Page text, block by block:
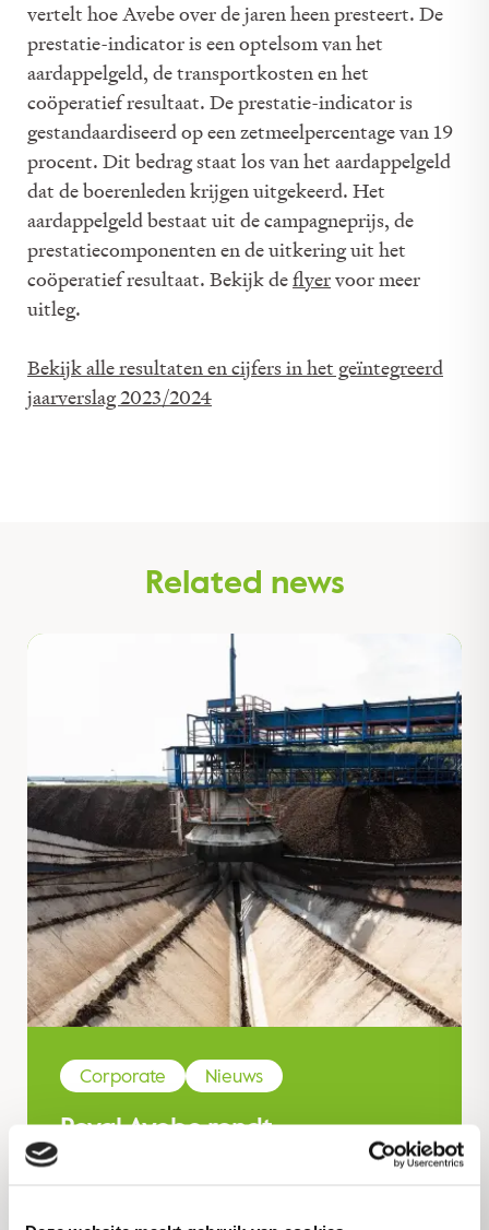
vertelt hoe Avebe over de jaren heen presteert. De
prestatie-indicator is een optelsom van het
aardappelgeld, de transportkosten en het
coöperatief resultaat. De prestatie-indicator is
gestandaardiseerd op een zetmeelpercentage van 19
procent. Dit bedrag staat los van het aardappelgeld
dat de boerenleden krijgen uitgekeerd. Het
aardappelgeld bestaat uit de campagneprijs, de
prestatiecomponenten en de uitkering uit het
coöperatief resultaat. Bekijk deflyervoor meer
uitleg.
Bekijk alle resultaten en cijfers in het geïntegreerd
jaarverslag 2023/2024
Related news
Corporate Nieuws
Royal Avebe rondt
aardappelcampagne teeltjaar